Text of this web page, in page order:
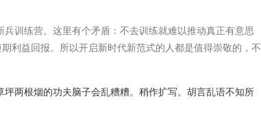
训练营。这里有个矛盾：不去训练就难以推动真正有意思
利益回报。所以开启新时代新范式的人都是值得崇敬的，不
两根烟的功夫脑子会乱糟糟。稍作扩写。胡言乱语不知所